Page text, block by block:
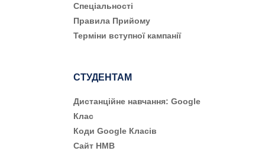
Cпеціальності
Правила Прийому
Терміни вступної кампанії
СТУДЕНТАМ
Дистанційне навчання: Google
Клас
Коди Google Класів
Сайт НМВ